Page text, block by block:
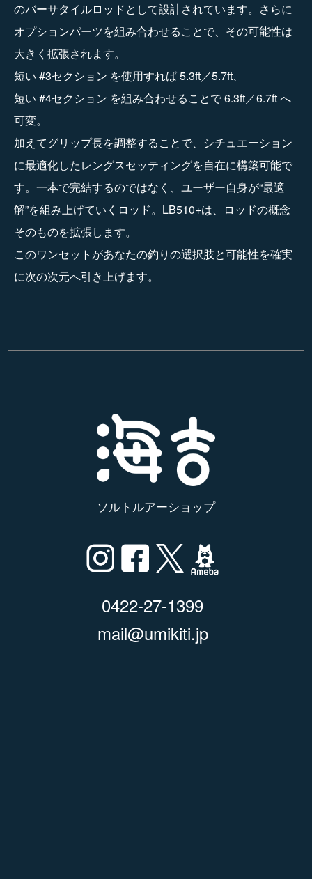
のバーサタイルロッドとして設計されています。さらに
オプションパーツを組み合わせることで、その可能性は
大きく拡張されます。
短い #3セクション を使用すれば 5.3ft／5.7ft、
短い #4セクション を組み合わせることで 6.3ft／6.7ft へ
可変。
加えてグリップ長を調整することで、シチュエーション
に最適化したレングスセッティングを自在に構築可能で
す。一本で完結するのではなく、ユーザー自身が“最適
解”を組み上げていくロッド。LB510+は、ロッドの概念
そのものを拡張します。
このワンセットがあなたの釣りの選択肢と可能性を確実
に次の次元へ引き上げます。
ソルトルアーショップ
0422-27-1399
mail@umikiti.jp